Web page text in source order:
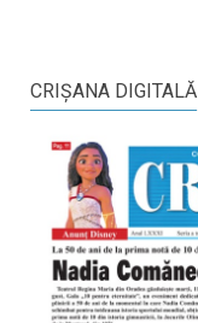
CRIŞANA DIGITALĂ